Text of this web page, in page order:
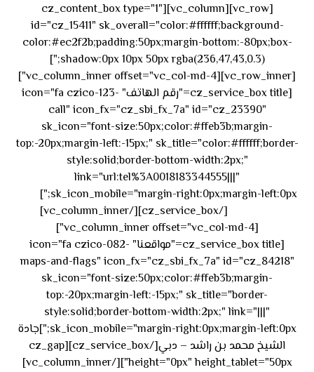
[vc_row][vc_column][cz_content_box type="1"
id="cz_15411" sk_overall="color:#ffffff;background-
color:#ec2f2b;padding:50px;margin-bottom:-80px;box-
shadow:0px 10px 50px rgba(236,47,43,0.3);"]
[vc_row_inner][vc_column_inner offset="vc_col-md-4"]
[cz_service_box title="رقم الهاتف" icon="fa czico-123-
call" icon_fx="cz_sbi_fx_7a" id="cz_23390"
sk_icon="font-size:50px;color:#ffeb3b;margin-
top:-20px;margin-left:-15px;" sk_title="color:#ffffff;border-
style:solid;border-bottom-width:2px;"
link="url:tel%3A0018183344555|||"
sk_icon_mobile="margin-right:0px;margin-left:0px;"]
[/cz_service_box][/vc_column_inner]
[vc_column_inner offset="vc_col-md-4"]
[cz_service_box title="مواقعنا" icon="fa czico-082-
maps-and-flags" icon_fx="cz_sbi_fx_7a" id="cz_84218"
sk_icon="font-size:50px;color:#ffeb3b;margin-
top:-20px;margin-left:-15px;" sk_title="border-
style:solid;border-bottom-width:2px;" link="|||"
sk_icon_mobile="margin-right:0px;margin-left:0px;"]جادة
الشيخ محمد بن راشد – دبي[/cz_service_box][cz_gap
height="0px" height_tablet="50px"][/vc_column_inner]